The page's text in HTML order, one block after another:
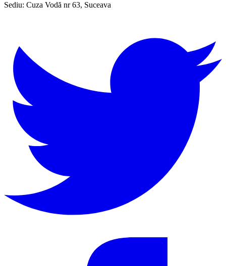
Sediu: Cuza Vodă nr 63, Suceava